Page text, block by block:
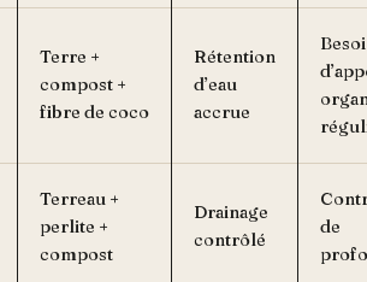
Terre +
compost +
fibre de coco
Rétention
d’eau
accrue
Terreau +
perlite +
compost
Drainage
contrôlé
de